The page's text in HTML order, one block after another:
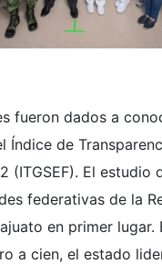
fueron dados a
Índice de
(ITGSEF). El estudio
federativas de la
en primer lugar.
a cien, el estado